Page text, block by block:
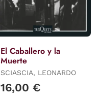
El Caballero y la
Muerte
SCIASCIA, LEONARDO
16,00 €